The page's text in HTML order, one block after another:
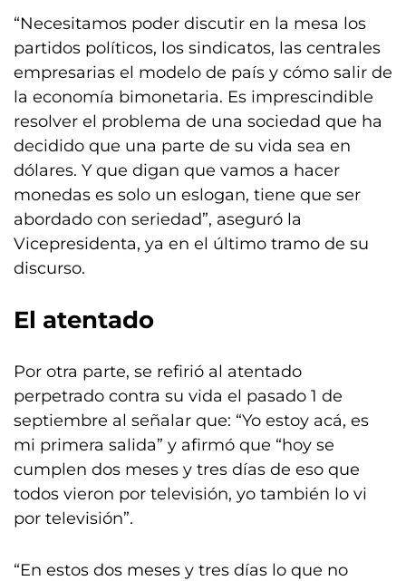
“Necesitamos poder discutir en la mesa los
partidos políticos, los sindicatos, las centrales
empresarias el modelo de país y cómo salir de
la economía bimonetaria. Es imprescindible
resolver el problema de una sociedad que ha
decidido que una parte de su vida sea en
dólares. Y que digan que vamos a hacer
monedas es solo un eslogan, tiene que ser
abordado con seriedad”, aseguró la
Vicepresidenta, ya en el último tramo de su
discurso.
El atentado
Por otra parte, se refirió al atentado
perpetrado contra su vida el pasado 1 de
septiembre al señalar que: “Yo estoy acá, es
mi primera salida” y afirmó que “hoy se
cumplen dos meses y tres días de eso que
todos vieron por televisión, yo también lo vi
por televisión”.
“En estos dos meses y tres días lo que no